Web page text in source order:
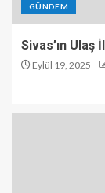
GÜNDEM
Sivas’ın
Eylül 19, 2025